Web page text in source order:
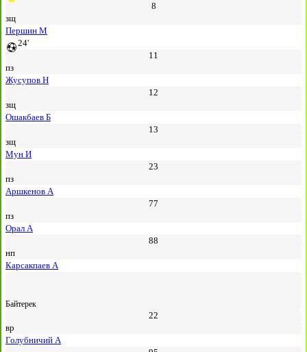
8
зщ
Першин М
24'
11
пз
Жусупов Н
12
зщ
Ошакбаев Б
13
зщ
Мун И
23
пз
Аршкенов А
77
пз
Орал А
88
нп
Карсакпаев А
Байтерек
22
вр
Голубничий А